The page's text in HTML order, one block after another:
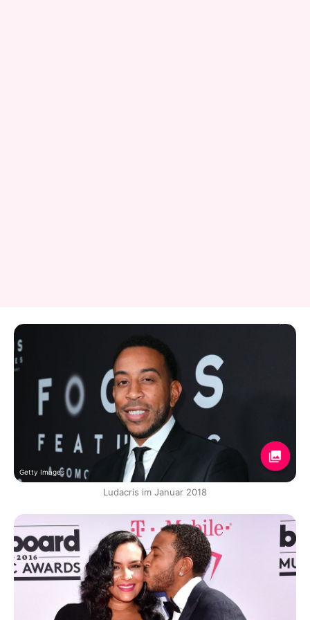
Getty Images
Ludacris im Januar 2018